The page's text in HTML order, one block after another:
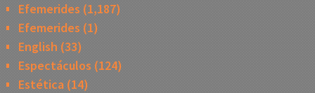
Efemerides (1,187)
Efemerides (1)
English (33)
Espectáculos (124)
Estética(14)